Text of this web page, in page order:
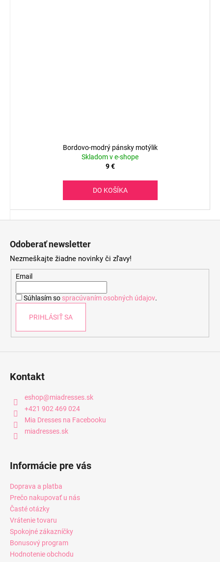
Bordovo-modrý pánsky motýlik
Skladom v e-shope
9 €
DO KOŠÍKA
Odoberať newsletter
Nezmeškajte žiadne novinky či zľavy!
Email
Súhlasím so spracúvaním osobných údajov.
PRIHLÁSIŤ SA
Kontakt
eshop@miadresses.sk
+421 902 469 024
Mia Dresses na Facebooku
miadresses.sk
Informácie pre vás
Doprava a platba
Prečo nakupovať u nás
Časté otázky
Vrátenie tovaru
Spokojné zákazníčky
Bonusový program
Hodnotenie obchodu